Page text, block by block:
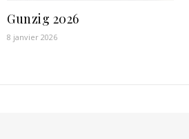
Gunzig 2026
8 janvier 2026